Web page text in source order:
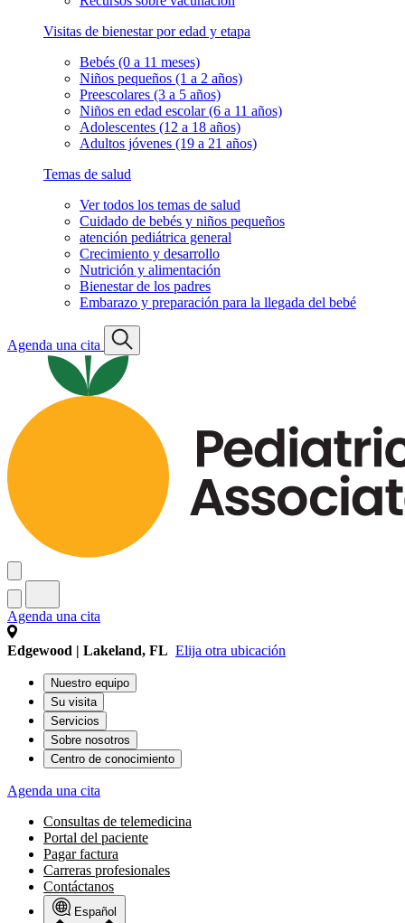
Visitas de bienestar por edad y etapa
Bebés (0 a 11 meses)
Niños pequeños (1 a 2 años)
Preescolares (3 a 5 años)
Niños en edad escolar (6 a 11 años)
Adolescentes (12 a 18 años)
Adultos jóvenes (19 a 21 años)
Temas de salud
Ver todos los temas de salud
Cuidado de bebés y niños pequeños
atención pediátrica general
Crecimiento y desarrollo
Nutrición y alimentación
Bienestar de los padres
Embarazo y preparación para la llegada del bebé
Agenda una cita
Agenda una cita
Edgewood | Lakeland, FL Elija otra ubicación
Nuestro equipo
Su visita
Servicios
Sobre nosotros
Centro de conocimiento
Agenda una cita
Consultas de telemedicina
Portal del paciente
Pagar factura
Carreras profesionales
Contáctanos
Español